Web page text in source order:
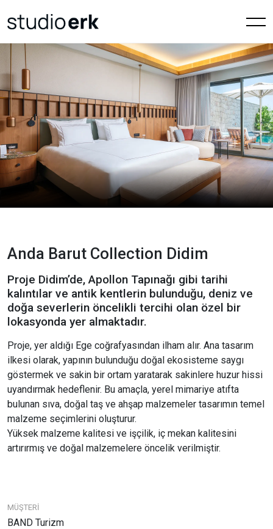
Anda Barut Collection Didim
Proje Didim’de, Apollon Tapınağı gibi tarihi
kalıntılar ve antik kentlerin bulunduğu, deniz ve
doğa severlerin öncelikli tercihi olan özel bir
lokasyonda yer almaktadır.
Proje, yer aldığı Ege coğrafyasından ilham alır. Ana tasarım
ilkesi olarak, yapının bulunduğu doğal ekosisteme saygı
göstermek ve sakin bir ortam yaratarak sakinlere huzur hissi
uyandırmak hedeflenir. Bu amaçla, yerel mimariye atıfta
bulunan sıva, doğal taş ve ahşap malzemeler tasarımın temel
malzeme seçimlerini oluşturur.
Yüksek malzeme kalitesi ve işçilik, iç mekan kalitesini
artırırmış ve doğal malzemelere öncelik verilmiştir.
MÜŞTERİ
BAND Turizm